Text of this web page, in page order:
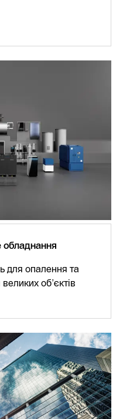
обладнання
для опалення та
об’єктів